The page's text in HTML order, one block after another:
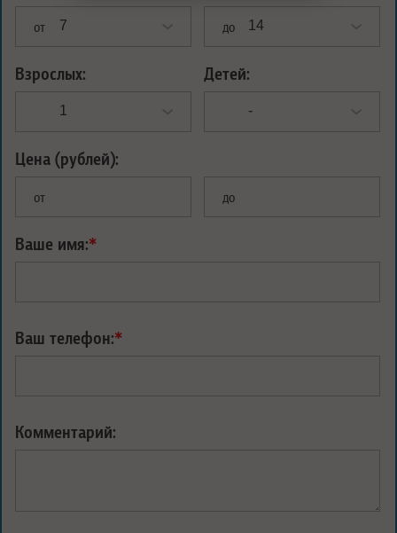
от до
Взрослых: Детей:
Цена (рублей):
от до
Ваше имя:*
Ваш телефон:*
Комментарий: